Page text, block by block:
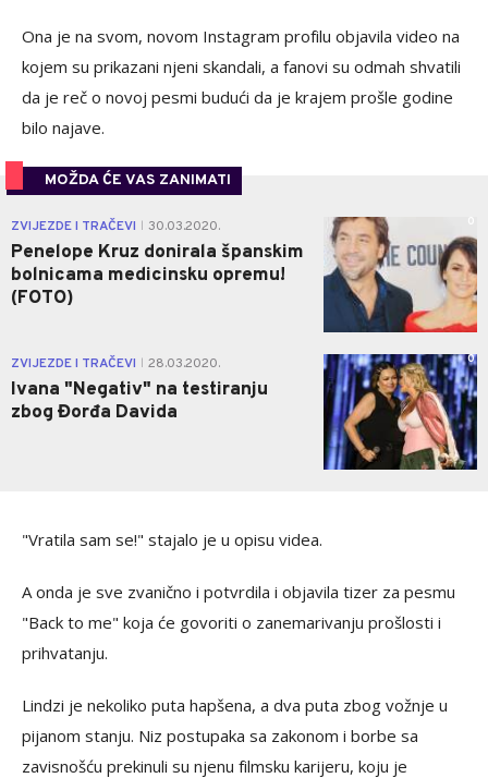
Ona je na svom, novom Instagram profilu objavila video na
kojem su prikazani njeni skandali, a fanovi su odmah shvatili
da je reč o novoj pesmi budući da je krajem prošle godine
bilo najave.
MOŽDA ĆE VAS ZANIMATI
ZVIJEZDE I TRAČEVI 30.03.2020.
Penelope Kruz donirala španskim
bolnicama medicinsku opremu!
(FOTO)
0
ZVIJEZDE I TRAČEVI 28.03.2020.
Ivana "Negativ" na testiranju
zbog Đorđa Davida
0
"Vratila sam se!" stajalo je u opisu videa.
A onda je sve zvanično i potvrdila i objavila tizer za pesmu
"Back to me" koja će govoriti o zanemarivanju prošlosti i
prihvatanju.
Lindzi je nekoliko puta hapšena, a dva puta zbog vožnje u
pijanom stanju. Niz postupaka sa zakonom i borbe sa
zavisnošću prekinuli su njenu filmsku karijeru, koju je